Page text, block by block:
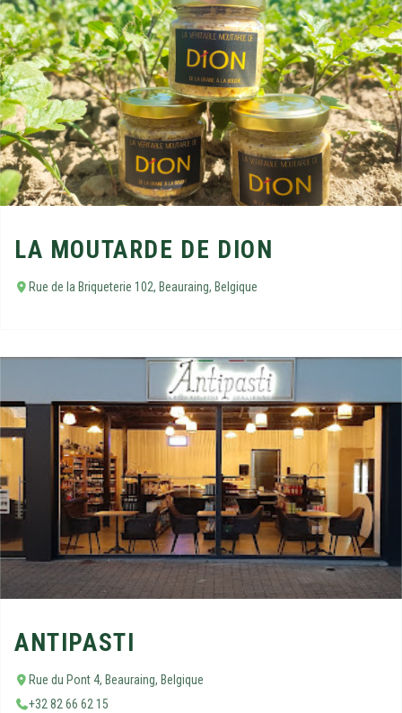
LA MOUTARDE DE DION
Rue de la Briqueterie 102, Beauraing, Belgique
ANTIPASTI
Rue du Pont 4, Beauraing, Belgique
+32 82 66 62 15